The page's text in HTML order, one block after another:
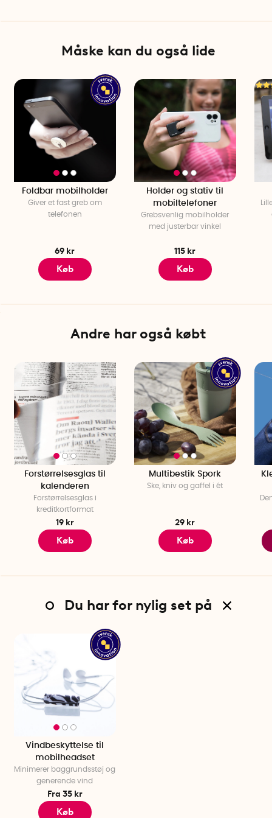
Måske kan du også lide
Foldbar mobilholder
Giver et fast greb om
telefonen
69 kr
Køb
Holder og stativ til
mobiltelefoner
Grebsvenlig mobilholder
med justerbar vinkel
115 kr
Køb
Andre har også købt
Forstørrelsesglas til
kalenderen
Forstørrelsesglas i
kreditkortformat
19 kr
Køb
Multibestik Spork
Ske, kniv og gaffel i ét
29 kr
Køb
Du har for nylig set på
Vindbeskyttelse til
mobilheadset
Minimerer baggrundsstøj og
generende vind
Fra 35 kr
Køb